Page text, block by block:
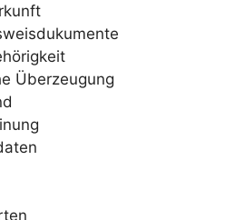
Überzeugung